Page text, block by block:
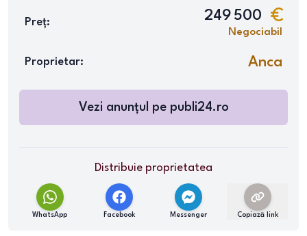
Preț: 249 500
Negociabil
Proprietar: Anca
Vezi anunțul pe publi24.ro
Distribuie proprietatea
WhatsApp Facebook Messenger Copiază link